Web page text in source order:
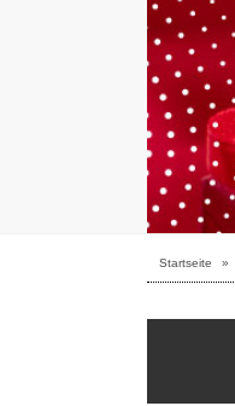
Startseite »